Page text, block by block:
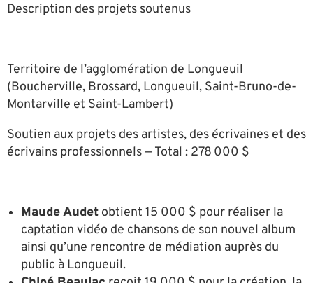
Description des projets soutenus
Territoire de l’agglomération de Longueuil
(Boucherville, Brossard, Longueuil, Saint-Bruno-de-
Montarville et Saint-Lambert)
Soutien aux projets des artistes, des écrivaines et des
écrivains professionnels — Total : 278 000 $
Maude Audet obtient 15 000 $ pour réaliser la
captation vidéo de chansons de son nouvel album
ainsi qu’une rencontre de médiation auprès du
public à Longueuil.